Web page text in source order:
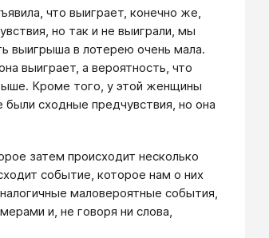
что выиграет, конечно же,
но так и не выиграли, мы
выигрыша в лотерею очень мала.
выиграет, а вероятность, что
Кроме того, у этой женщины
были сходные предчувствия, но она
затем происходит несколько
событие, которое нам о них
маловероятные события,
и, не говоря ни слова,